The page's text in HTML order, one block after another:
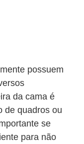
possuem
da cama é
de quadros ou
se
para não